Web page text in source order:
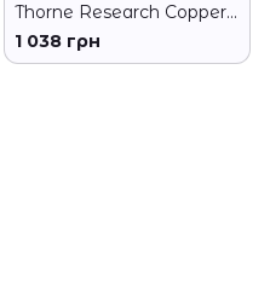
Thorne Research Copper
Bisglycinate 60 капсул
1 038 грн